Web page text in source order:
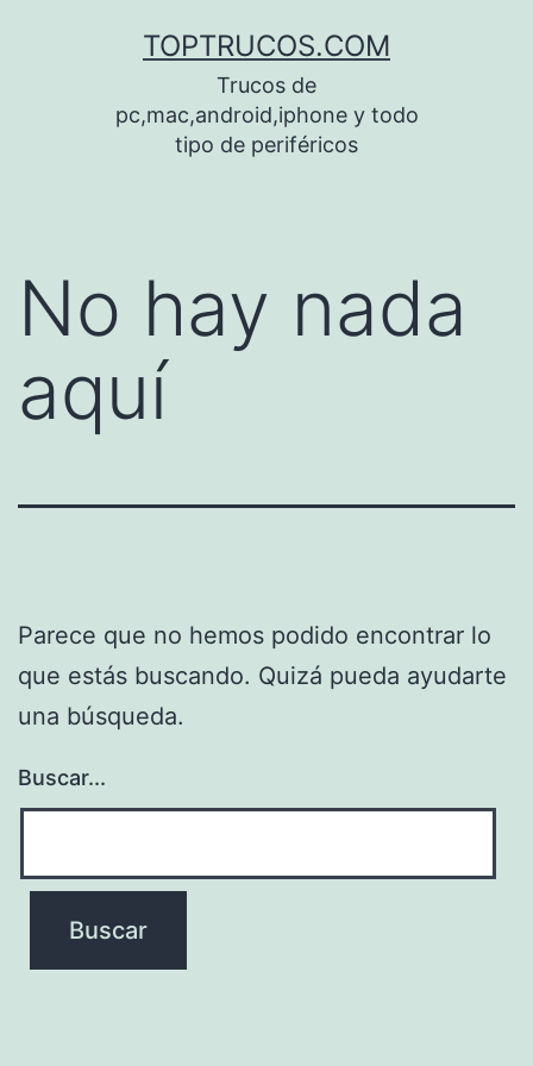
TOPTRUCOS.COM
Trucos de
pc,mac,android,iphone y todo
tipo de periféricos
No hay nada
aquí
Parece que no hemos podido encontrar lo
que estás buscando. Quizá pueda ayudarte
una búsqueda.
Buscar...